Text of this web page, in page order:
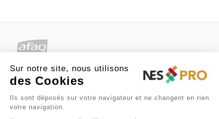
À PROPOS
Sur notre site, nous utilisons
des Cookies
Ils sont déposés sur votre navigateur et ne changent en rien
votre navigation.